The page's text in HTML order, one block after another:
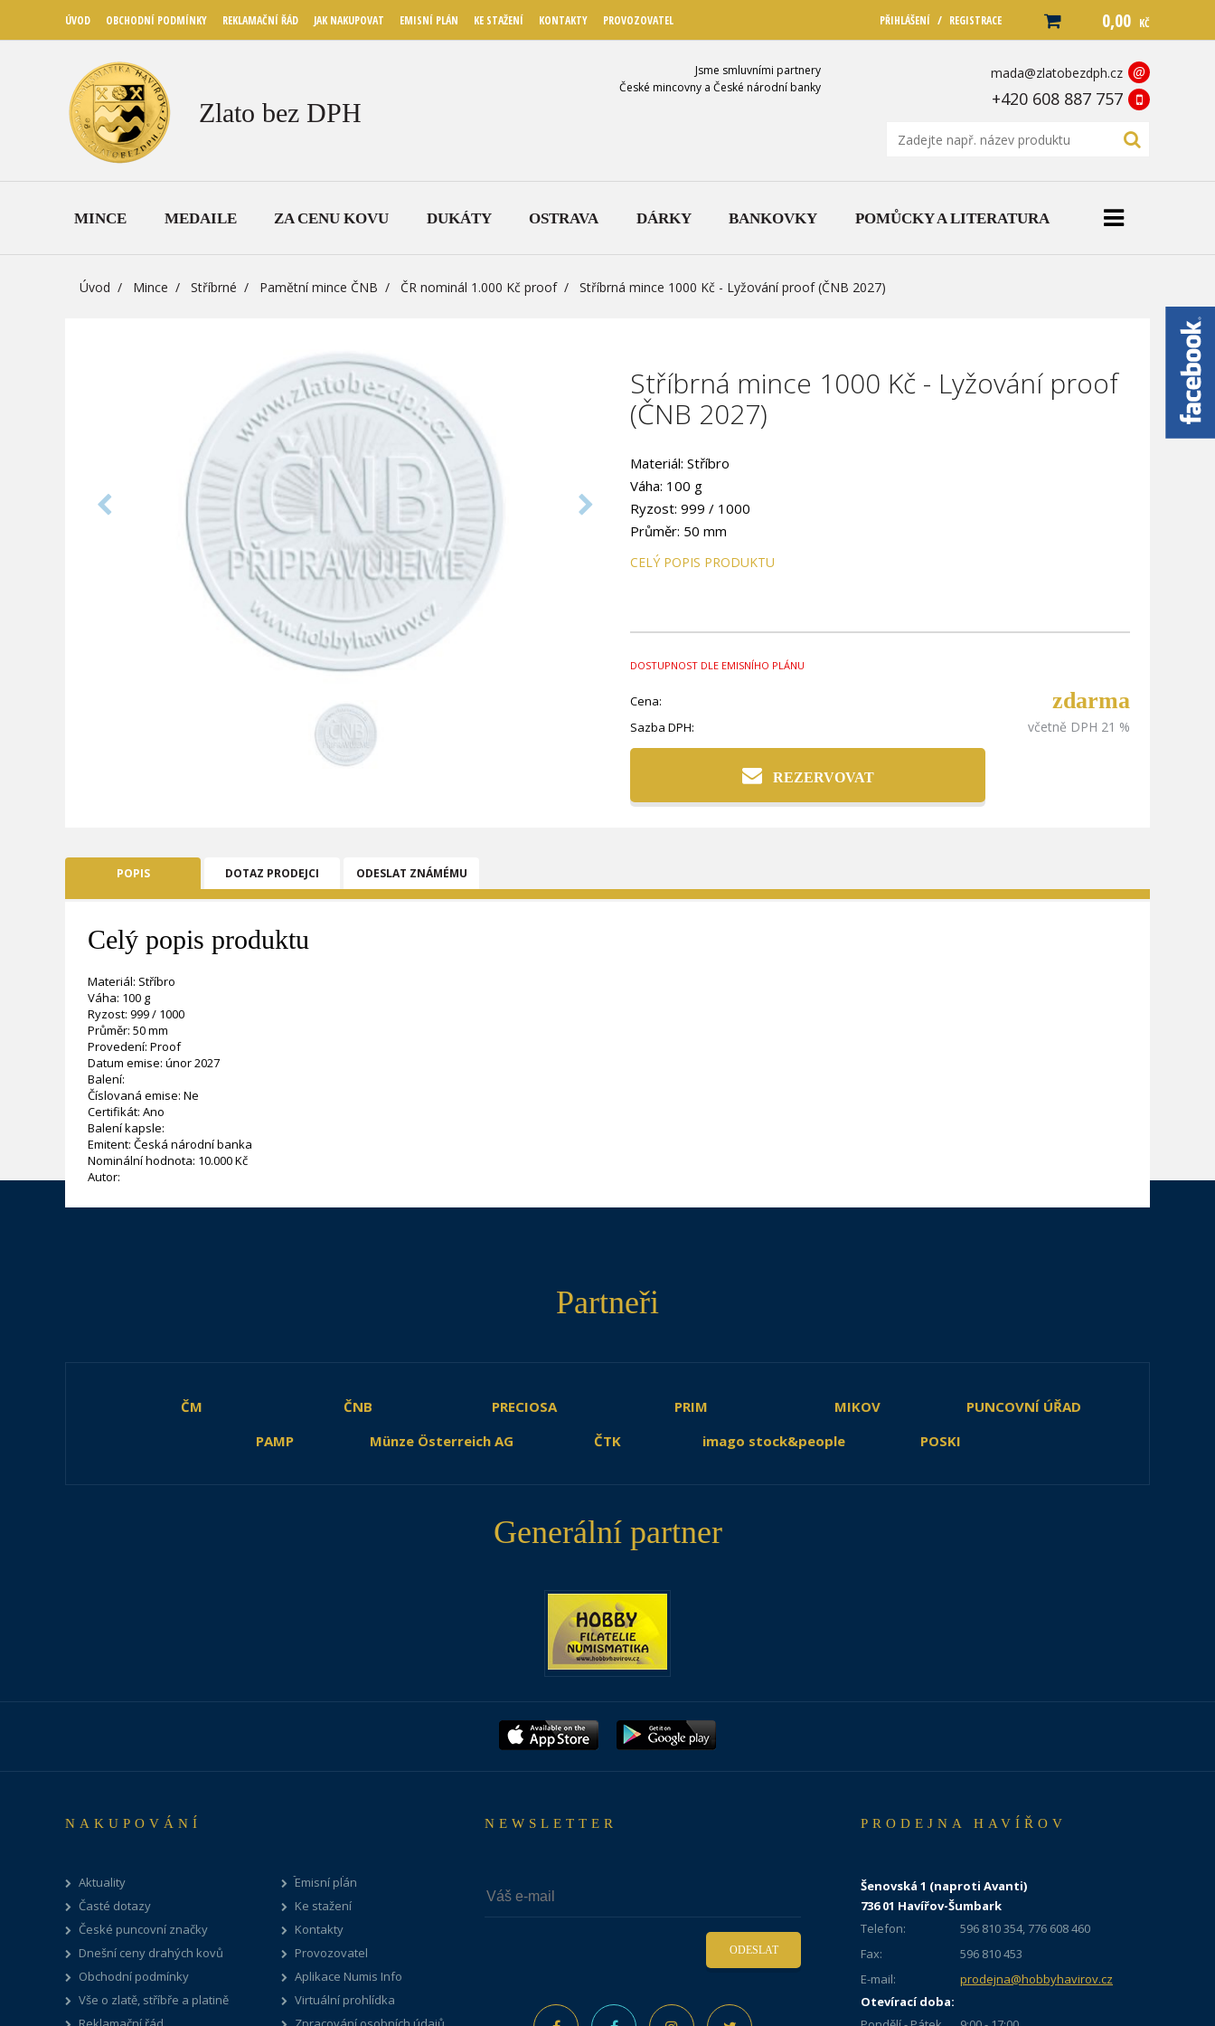
ÚVOD OBCHODNÍ PODMÍNKY REKLAMAČNÍ ŘÁD JAK NAKUPOVAT EMISNÍ PLÁN KE STAŽENÍ KONTAKTY PROVOZOVATEL PŘIHLÁŠENÍ / REGISTRACE 0,00 KČ
Zlato bez DPH
Jsme smluvními partnery
České mincovny a České národní banky
mada@zlatobezdph.cz @
+420 608 887 757
MINCE MEDAILE ZA CENU KOVU DUKÁTY OSTRAVA DÁRKY BANKOVKY POMŮCKY A LITERATURA
Úvod Mince Stříbrné Pamětní mince ČNB ČR nominál 1.000 Kč proof Stříbrná mince 1000 Kč - Lyžování proof (ČNB 2027)
Stříbrná mince 1000 Kč - Lyžování proof
(ČNB 2027)
Materiál: Stříbro
Váha: 100 g
Ryzost: 999 / 1000
Průměr: 50 mm
Provedení: Proof
CELÝ POPIS PRODUKTU
DOSTUPNOST DLE EMISNÍHO PLÁNU
Cena: zdarma
Sazba DPH: včetně DPH 21 %
REZERVOVAT
POPIS DOTAZ PRODEJCI ODESLAT ZNÁMÉMU
Celý popis produktu
Materiál: Stříbro
Váha: 100 g
Ryzost: 999 / 1000
Průměr: 50 mm
Provedení: Proof
Datum emise: únor 2027
Balení:
Číslovaná emise: Ne
Certifikát: Ano
Balení kapsle:
Emitent: Česká národní banka
Nominální hodnota: 10.000 Kč
Autor:
Partneři
ČM ČNB PRECIOSA PRIM MIKOV
PUNCOVNÍ ÚŘAD
PAMP
Münze Österreich AG ČTK imago stock&people POSKI
Generální partner
NAKUPOVÁNÍ
Aktuality
Časté dotazy
České puncovní značky
Dnešní ceny drahých kovů
Obchodní podmínky
Vše o zlatě, stříbře a platině
Emisní plán
Ke stažení
Kontakty
Provozovatel
Aplikace Numis Info
Virtuální prohlídka
NEWSLETTER
ODESLAT
PRODEJNA HAVÍŘOV
Šenovská 1 (naproti Avanti)
736 01 Havířov-Šumbark
Telefon:
596 810 354, 776 608 460
Fax:
596 810 453
E-mail:
prodejna@hobbyhavirov.cz
Otevírací doba: